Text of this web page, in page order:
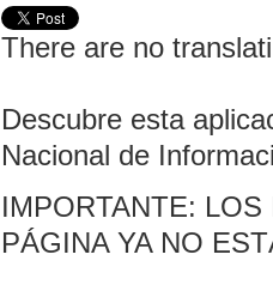
There are no
Descubre esta
Nacional de
IMPORTANTE:
PÁGINA YA NO